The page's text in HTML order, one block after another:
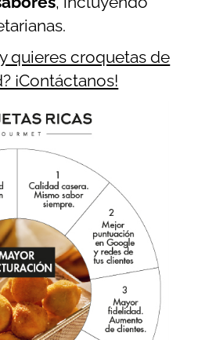
quieres croquetas de
¡Contáctanos!